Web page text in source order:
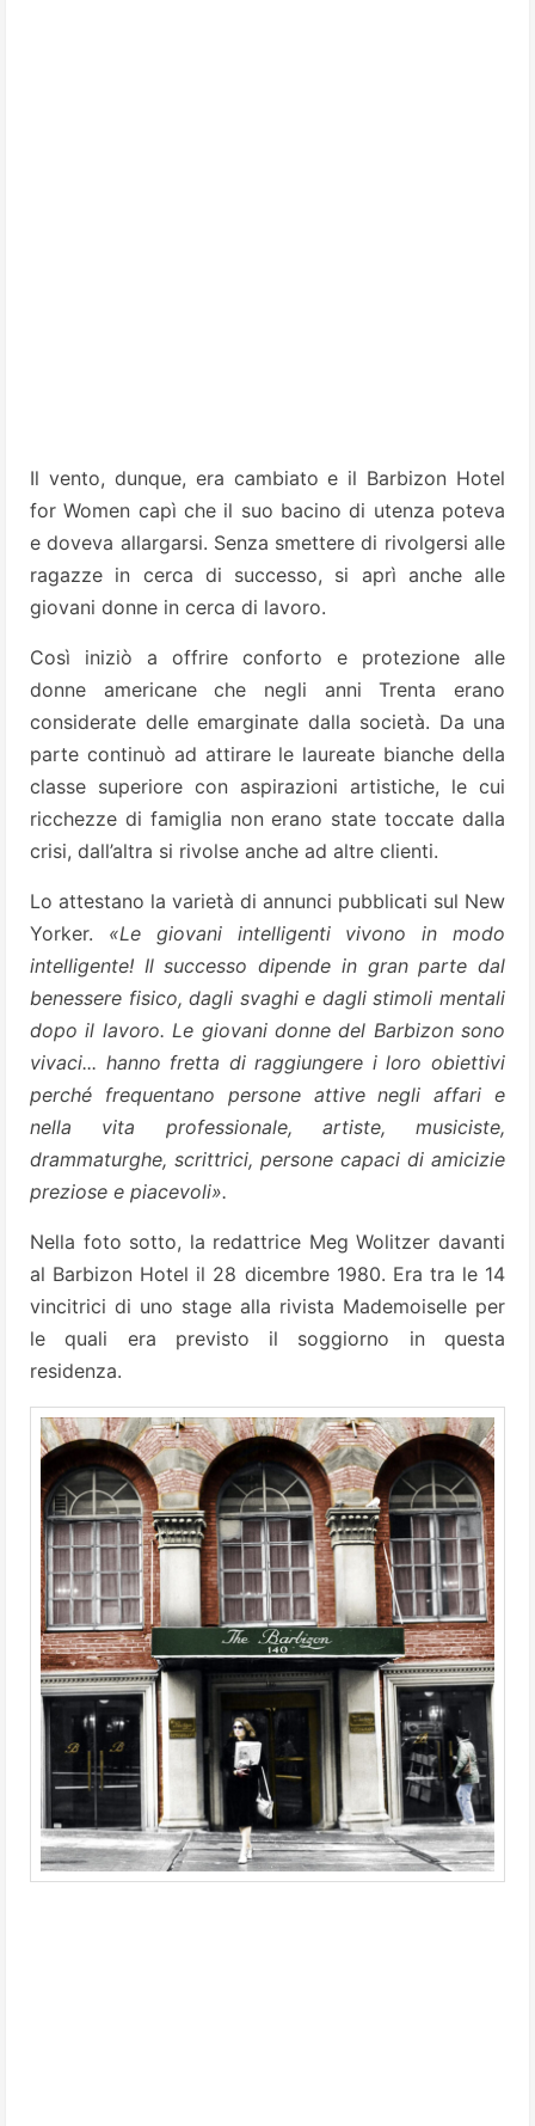
Il vento, dunque, era cambiato e il Barbizon Hotel
for Women capì che il suo bacino di utenza poteva
e doveva allargarsi. Senza smettere di rivolgersi alle
ragazze in cerca di successo, si aprì anche alle
giovani donne in cerca di lavoro.
Così iniziò a offrire conforto e protezione alle
donne americane che negli anni Trenta erano
considerate delle emarginate dalla società. Da una
parte continuò ad attirare le laureate bianche della
classe superiore con aspirazioni artistiche, le cui
ricchezze di famiglia non erano state toccate dalla
crisi, dall’altra si rivolse anche ad altre clienti.
Lo attestano la varietà di annunci pubblicati sul New
Yorker. «Le giovani intelligenti vivono in modo
intelligente! Il successo dipende in gran parte dal
benessere fisico, dagli svaghi e dagli stimoli mentali
dopo il lavoro. Le giovani donne del Barbizon sono
vivaci... hanno fretta di raggiungere i loro obiettivi
perché frequentano persone attive negli affari e
nella vita professionale, artiste, musiciste,
drammaturghe, scrittrici, persone capaci di amicizie
preziose e piacevoli».
Nella foto sotto, la redattrice Meg Wolitzer davanti
al Barbizon Hotel il 28 dicembre 1980. Era tra le 14
vincitrici di uno stage alla rivista Mademoiselle per
le quali era previsto il soggiorno in questa
residenza.